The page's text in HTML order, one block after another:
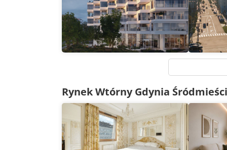
Rynek Wtórny Gdynia